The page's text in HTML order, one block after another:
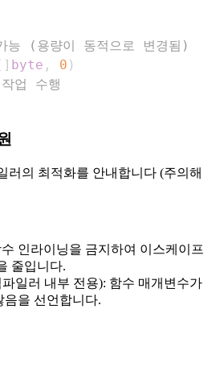
(용량이 동적으로 변경됨)
[ ] byte , 0 )
업 수행
러의 최적화를 안내합니다 (주의해
수 인라이닝을 금지하여 이스케이프
줄입니다.
파일러 내부 전용): 함수 매개변수가
음을 선언합니다.